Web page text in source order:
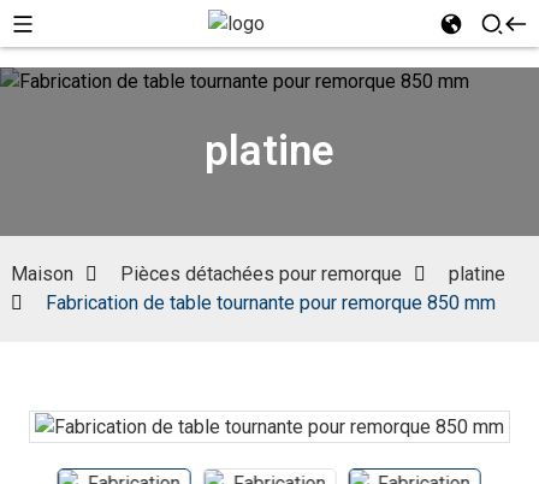
platine
Maison Pièces détachées pour remorque
platine
Fabrication de table tournante pour remorque 850 mm